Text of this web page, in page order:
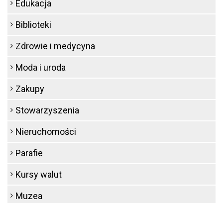
Edukacja
Biblioteki
Zdrowie i medycyna
Moda i uroda
Zakupy
Stowarzyszenia
Nieruchomości
Parafie
Kursy walut
Muzea